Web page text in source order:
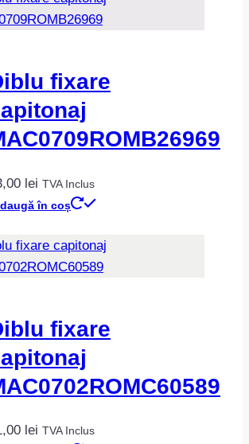
fixare
lei TVA Inclus
în coș
fixare
lei TVA Inclus